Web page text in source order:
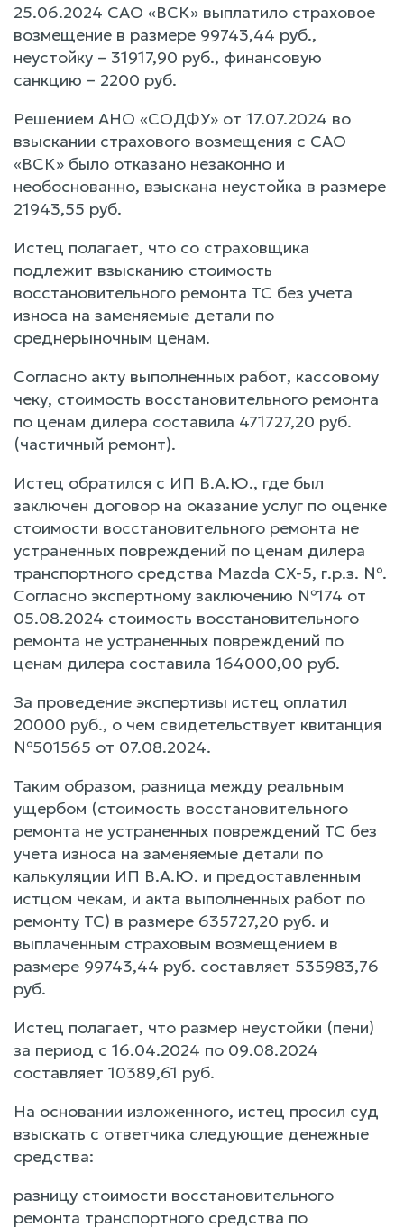
25.06.2024 САО «ВСК» выплатило страховое
возмещение в размере 99743,44 руб.,
неустойку – 31917,90 руб., финансовую
санкцию – 2200 руб.
Решением АНО «СОДФУ» от 17.07.2024 во
взыскании страхового возмещения с САО
«ВСК» было отказано незаконно и
необоснованно, взыскана неустойка в размере
21943,55 руб.
Истец полагает, что со страховщика
подлежит взысканию стоимость
восстановительного ремонта ТС без учета
износа на заменяемые детали по
среднерыночным ценам.
Согласно акту выполненных работ, кассовому
чеку, стоимость восстановительного ремонта
по ценам дилера составила 471727,20 руб.
(частичный ремонт).
Истец обратился с ИП В.А.Ю., где был
заключен договор на оказание услуг по оценке
стоимости восстановительного ремонта не
устраненных повреждений по ценам дилера
транспортного средства Mazda CX-5, г.р.з. №.
Согласно экспертному заключению №174 от
05.08.2024 стоимость восстановительного
ремонта не устраненных повреждений по
ценам дилера составила 164000,00 руб.
За проведение экспертизы истец оплатил
20000 руб., о чем свидетельствует квитанция
№501565 от 07.08.2024.
Таким образом, разница между реальным
ущербом (стоимость восстановительного
ремонта не устраненных повреждений ТС без
учета износа на заменяемые детали по
калькуляции ИП В.А.Ю. и предоставленным
истцом чекам, и акта выполненных работ по
ремонту ТС) в размере 635727,20 руб. и
выплаченным страховым возмещением в
размере 99743,44 руб. составляет 535983,76
руб.
Истец полагает, что размер неустойки (пени)
за период с 16.04.2024 по 09.08.2024
составляет 10389,61 руб.
На основании изложенного, истец просил суд
взыскать с ответчика следующие денежные
средства:
разницу стоимости восстановительного
ремонта транспортного средства по